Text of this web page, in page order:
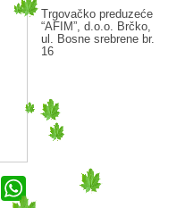
Trgovačko preduzeće
“AFIM”, d.o.o. Brčko,
ul. Bosne srebrene br.
16
MessengerWhatsApp